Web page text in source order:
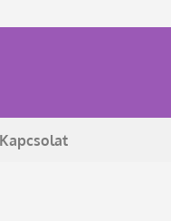
Kapcsolat